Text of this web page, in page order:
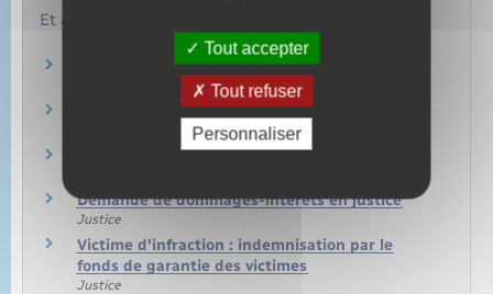
Et aussi
Coups et blessures
Porter plainte
Plainte avec constitution de partie civile
Demande de dommages-intérêts en justice
Justice
Victime d'infraction : indemnisation par le
fonds de garantie des victimes
Justice
Tout accepter
Tout refuser
Personnaliser